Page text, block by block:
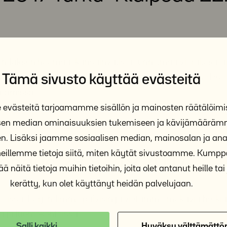
Tämä sivusto käyttää evästeitä
evästeitä tarjoamamme sisällön ja mainosten
median ominaisuuksien tukemiseen ja
Lisäksi jaamme sosiaalisen median, mainosalan ja
tietoja siitä, miten käytät sivustoamme.
näitä tietoja muihin tietoihin, joita olet antanut heille tai
kerätty, kun olet käyttänyt heidän palvelujaan.
huumaa, kansainvälistä tunnelmaa
vuorokausia kestävästä matkapurjehdusosuudesta
18
28.8.–1.9.2017
Purjehdimme päivisin ja vietämme mukavia hetkiä
ja luontokohteissa.